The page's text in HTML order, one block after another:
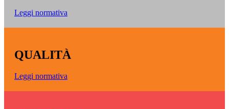
Leggi normativa
QUALITÀ
Leggi normativa